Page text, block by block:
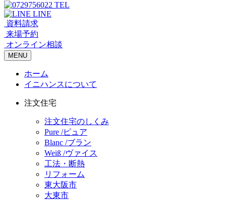
TEL
LINE
資料請求
来場予約
オンライン相談
MENU
ホーム
イニハンスについて
注文住宅
注文住宅のしくみ
Pure /ピュア
Blanc /ブラン
Weiß /ヴァイス
工法・断熱
リフォーム
東大阪市
大東市